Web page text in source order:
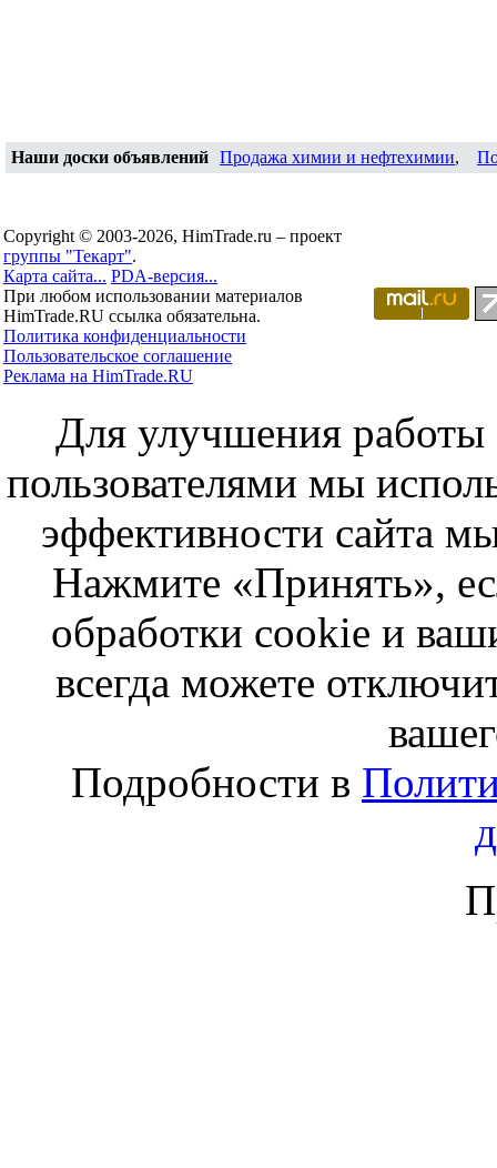
Наши доски объявлений Продажа химии и нефтехимии,
Copyright © 2003-2026, HimTrade.ru – проект
группы "Текарт".
Карта сайта... PDA-версия...
При любом использовании материалов
HimTrade.RU ссылка обязательна.
Политика конфиденциальности
Пользовательское соглашение
Реклама на HimTrade.RU
Для улучшения работы
пользователями мы
эффективности сайта
Нажмите «Принять»,
обработки cookie и
всегда можете
Подробности в